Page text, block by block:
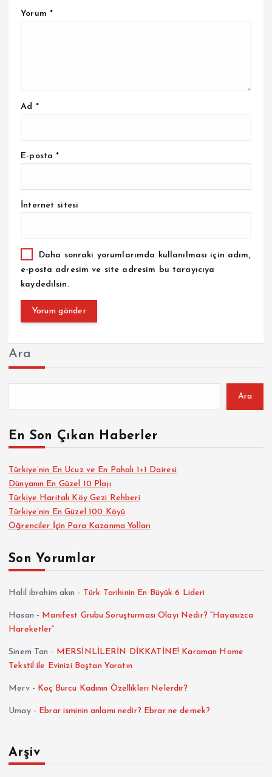
Yorum *
Ad *
E-posta*
İnternet sitesi
Daha sonraki yorumlarımda kullanılması için adım,
e-posta adresim ve site adresim bu tarayıcıya
kaydedilsin.
Ara
Ara
En Son Çıkan Haberler
Türkiye’nin En Ucuz ve En Pahalı 1+1 Dairesi
Dünyanın En Güzel 10 Plajı
Türkiye Haritalı Köy Gezi Rehberi
Türkiye’nin En Güzel 100 Köyü
Öğrenciler İçin Para Kazanma Yolları
Son Yorumlar
Halil ibrahim akın - Türk Tarihinin En Büyük 6 Lideri
Hasan - Manifest Grubu Soruşturması Olayı Nedir? “Hayasızca
Hareketler”
Sinem Tan - MERSİNLİLERİN DİKKATİNE! Karaman Home
Tekstil ile Evinizi Baştan Yaratın
Merv- Koç Burcu Kadının Özellikleri Nelerdir?
Umay- Ebrar isminin anlamı nedir? Ebrar ne demek?
Arşiv